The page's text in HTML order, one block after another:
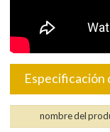
Especificación
nombre del